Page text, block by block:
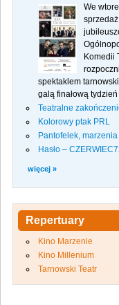
We
Komedii
spektaklem
galą finałową
Teatralne
Kolorowy ptak PRL
Pantofelek,
Hasło –
więcej »
Repertuary
Kino Marzenie
Kino Millenium
Tarnowski Teatr